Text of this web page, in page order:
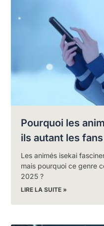
Pourquoi les
ils autant les
Les animés isekai
mais pourquoi ce genre
2025 ?
LIRE LA SUITE »